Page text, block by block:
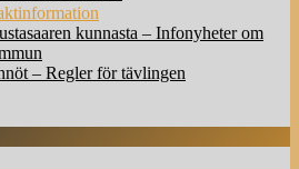
kunnasta – Infonyheter om
– Regler för tävlingen